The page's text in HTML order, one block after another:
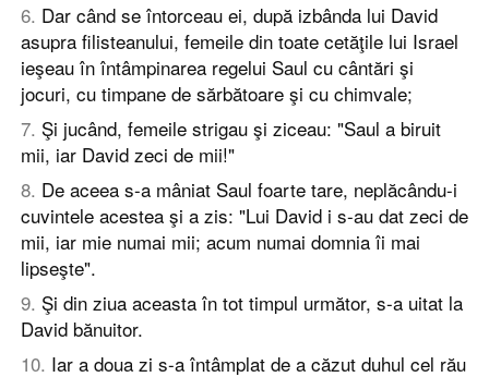
6. Dar când se întorceau ei, după izbânda lui David
asupra filisteanului, femeile din toate cetăţile lui Israel
ieşeau în întâmpinarea regelui Saul cu cântări şi
jocuri, cu timpane de sărbătoare şi cu chimvale;
7. Şi jucând, femeile strigau şi ziceau: "Saul a biruit
mii, iar David zeci de mii!"
8. De aceea s-a mâniat Saul foarte tare, neplăcându-i
cuvintele acestea şi a zis: "Lui David i s-au dat zeci de
mii, iar mie numai mii; acum numai domnia îi mai
lipseşte".
9. Şi din ziua aceasta în tot timpul următor, s-a uitat la
David bănuitor.
10. Iar a doua zi s-a întâmplat de a căzut duhul cel rău